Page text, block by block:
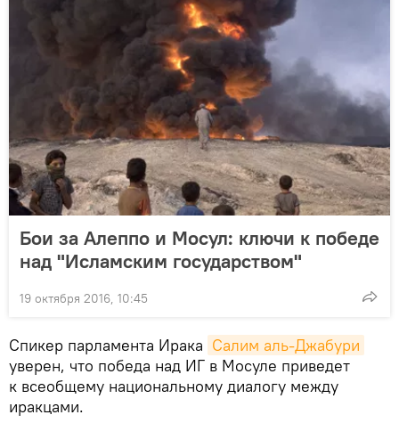
Бои за Алеппо и Мосул: ключи к победе
над "Исламским государством"
19 октября 2016, 10:45
Спикер парламента Ирака Салим аль-Джабури
уверен, что победа над ИГ в Мосуле приведет
к всеобщему национальному диалогу между
иракцами.